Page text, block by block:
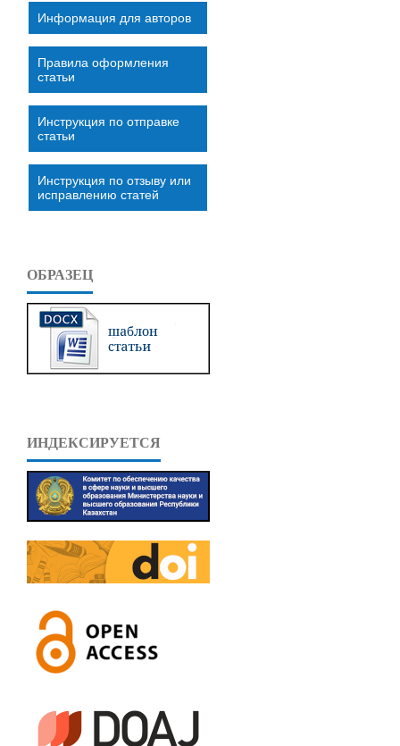
Информация для авторов
Правила оформления
статьи
Инструкция по отправке
статьи
Инструкция по отзыву или
исправлению статей
ОБРАЗЕЦ
ИНДЕКСИРУЕТСЯ